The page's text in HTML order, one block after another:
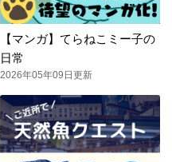
【マンガ】てらねこミー子の
日常
2026年05年09日更新